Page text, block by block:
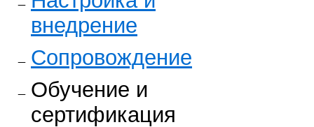
внедрение
Сопровождение
Обучение и
сертификация